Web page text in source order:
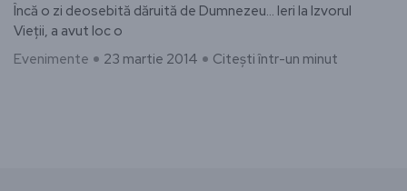
Încă o zi deosebită dăruită de Dumnezeu… Ieri la Izvorul
Vieții, a avut loc o
Evenimente
23 martie 2014 Citești într-un minut